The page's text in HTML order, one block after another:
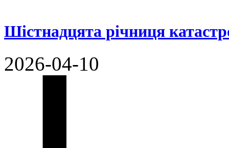
Шістнадцята річниця
2026-04-10